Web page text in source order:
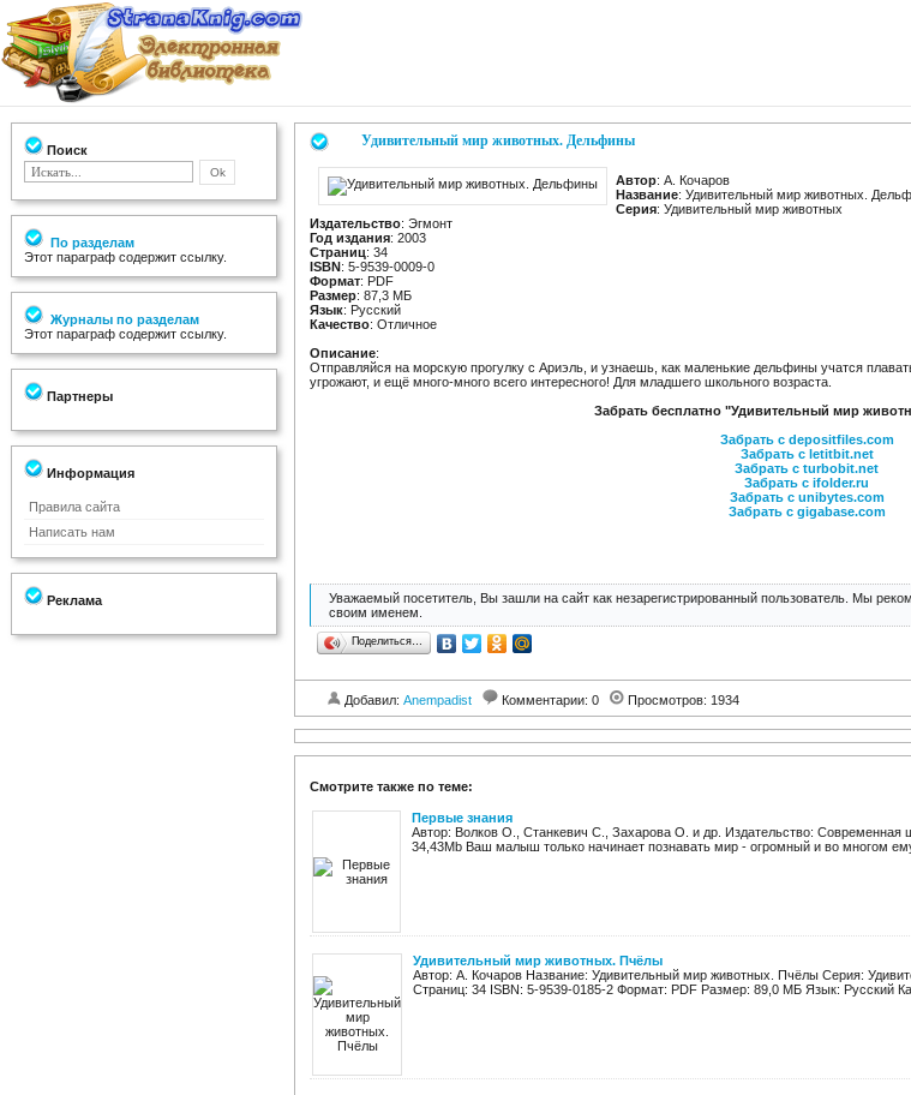
Поиск
По разделам
Этот параграф содержит ссылку.
Журналы по разделам
Этот параграф содержит ссылку.
Партнеры
Информация
Правила сайта
Написать нам
Реклама
Удивительный мир животных. Дельфины
Автор: А. Кочаров
Название: Удивительный мир животных.
Серия: Удивительный мир животных
Издательство: Эгмонт
Год издания: 2003
Страниц: 34
ISBN: 5-9539-0009-0
Формат: PDF
Размер: 87,3 МБ
Язык: Русский
Качество: Отличное
Описание:
Отправляйся на морскую прогулку с Ариэль, и узнаешь, как маленькие дельфины учатся
угрожают, и ещё много-много всего интересного! Для младшего школьного возраста.
Забрать бесплатно "Удивительный мир
Забрать с depositfiles.com
Забрать с letitbit.net
Забрать с turbobit.net
Забрать с ifolder.ru
Забрать с unibytes.com
Забрать с gigabase.com
Уважаемый посетитель, Вы зашли на сайт как незарегистрированный пользователь. Мы
своим именем.
Поделиться…
Добавил: Anempadist Комментарии: 0 Просмотров: 1934
Смотрите также по теме:
Первые знания
Автор: Волков О., Станкевич С., Захарова О. и др. Издательство: Современная
34,43Mb Ваш малыш только начинает познавать мир - огромный и во многом
Удивительный мир животных. Пчёлы
Автор: А. Кочаров Название: Удивительный мир животных. Пчёлы Серия:
Страниц: 34 ISBN: 5-9539-0185-2 Формат: PDF Размер: 89,0 МБ Язык: Русский